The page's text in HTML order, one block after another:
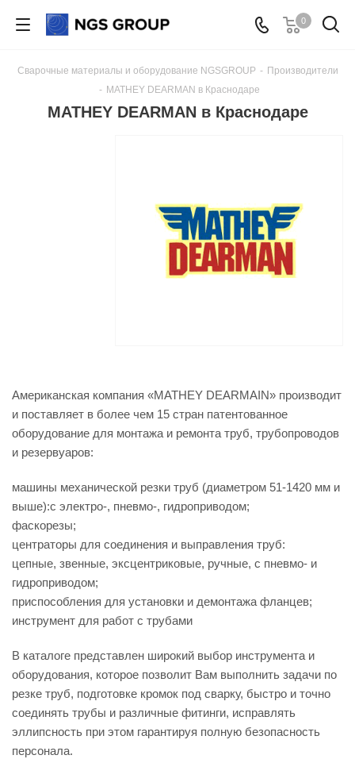
0
Сварочные материалы и оборудование NGSGROUP - Производители
- MATHEY DEARMAN в Краснодаре
MATHEY DEARMAN в Краснодаре
Американская компания «MATHEY DEARMAIN» производит
и поставляет в более чем 15 стран патентованное
оборудование для монтажа и ремонта труб, трубопроводов
и резервуаров:
машины механической резки труб (диаметром 51-1420 мм и
выше):с электро-, пневмо-, гидроприводом;
фаскорезы;
центраторы для соединения и выправления труб:
цепные, звенные, эксцентриковые, ручные, с пневмо- и
гидроприводом;
приспособления для установки и демонтажа фланцев;
инструмент для работ с трубами
В каталоге представлен широкий выбор инструмента и
оборудования, которое позволит Вам выполнить задачи по
резке труб, подготовке кромок под сварку, быстро и точно
соединять трубы и различные фитинги, исправлять
эллипсность при этом гарантируя полную безопасность
персонала.